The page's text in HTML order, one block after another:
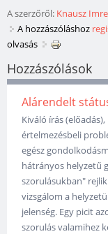
A szerzőről: Knausz Imre
A hozzászóláshoz
olvasás
Hozzászólások
Alárendelt
Kiváló írás
értelmezésbeli
egész
hátrányos helyzetű
szorulásukban"
vizsgálom a
jelenség. Egy picit
szorulás valamihez